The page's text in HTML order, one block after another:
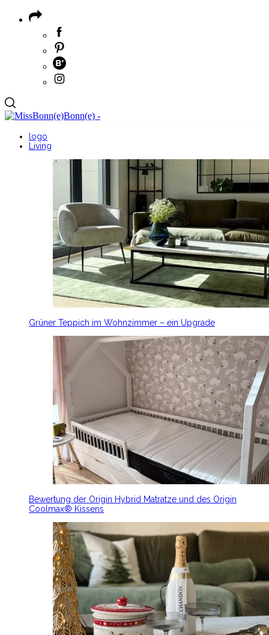
logo
Living
Grüner Teppich im Wohnzimmer – ein Upgrade
Bewertung der Origin Hybrid Matratze und des Origin
Coolmax® Kissens